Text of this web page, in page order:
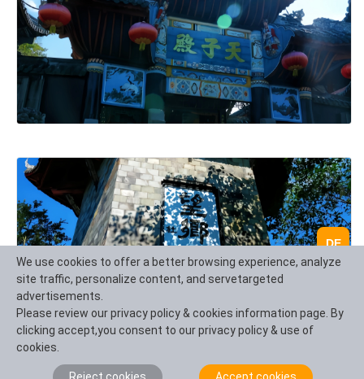
DE
We use cookies to offer a better browsing experience, analyze
site traffic, personalize content, and servetargeted
advertisements.
Please review our privacy policy & cookies information page. By
clicking accept,you consent to our privacy policy & use of
cookies.